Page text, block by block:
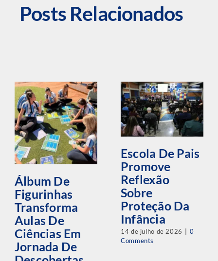
Posts Relacionados
Álbum De
Figurinhas
Transforma
Aulas De
Ciências Em
Jornada De
Escola De Pais
Promove
Reflexão
Sobre
Proteção Da
Infância
14 de julho de 2026
0
Comments